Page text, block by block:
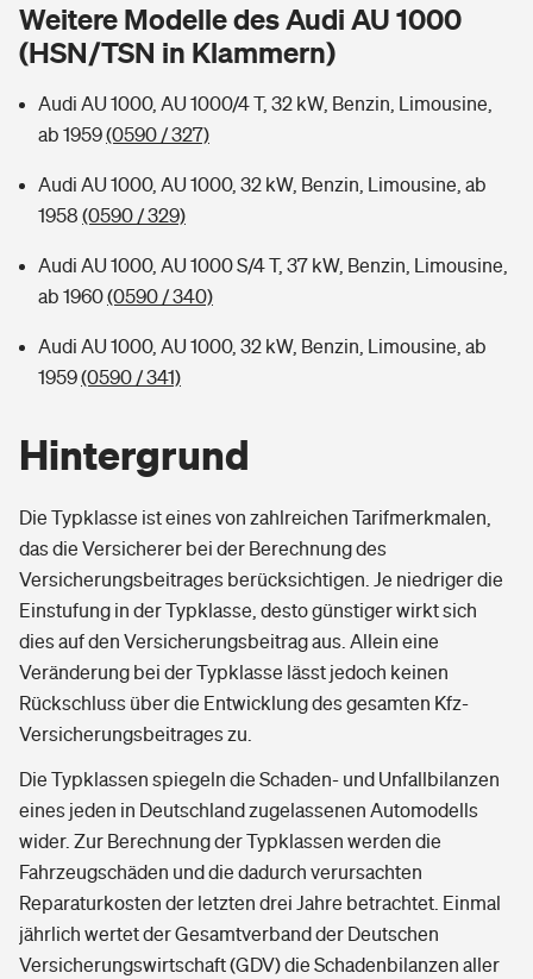
Wer versichert was: Jetzt Versicherer finden
Sie haben Fragen?
Musikinstrumentenversicherung
Zur Übersicht
Tools
Kinderunfall-Check: Mehr Sicherheit für deine Kids
Sie haben Fragen?
Weitere Modelle des Audi AU 1000
(HSN/TSN in Klammern)
Audi AU 1000, AU 1000/4 T, 32 kW, Benzin, Limousine,
ab 1959(0590 / 327)
Audi AU 1000, AU 1000, 32 kW, Benzin, Limousine, ab
1958 (0590 / 329)
Audi AU 1000, AU 1000 S/4 T, 37 kW, Benzin, Limousine,
ab 1960(0590 / 340)
Audi AU 1000, AU 1000, 32 kW, Benzin, Limousine, ab
1959(0590 / 341)
Hintergrund
Die Typklasse ist eines von zahlreichen Tarifmerkmalen,
das die Versicherer bei der Berechnung des
Versicherungsbeitrages berücksichtigen. Je niedriger die
Einstufung in der Typklasse, desto günstiger wirkt sich
dies auf den Versicherungsbeitrag aus. Allein eine
Veränderung bei der Typklasse lässt jedoch keinen
Rückschluss über die Entwicklung des gesamten Kfz-
Versicherungsbeitrages zu.
Die Typklassen spiegeln die Schaden- und Unfallbilanzen
eines jeden in Deutschland zugelassenen Automodells
wider. Zur Berechnung der Typklassen werden die
Fahrzeugschäden und die dadurch verursachten
Reparaturkosten der letzten drei Jahre betrachtet. Einmal
jährlich wertet der Gesamtverband der Deutschen
Versicherungswirtschaft (GDV) die Schadenbilanzen aller